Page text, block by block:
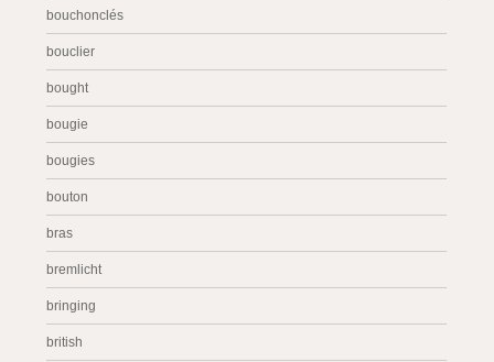
bouchonclés
bouclier
bought
bougie
bougies
bouton
bras
bremlicht
bringing
british